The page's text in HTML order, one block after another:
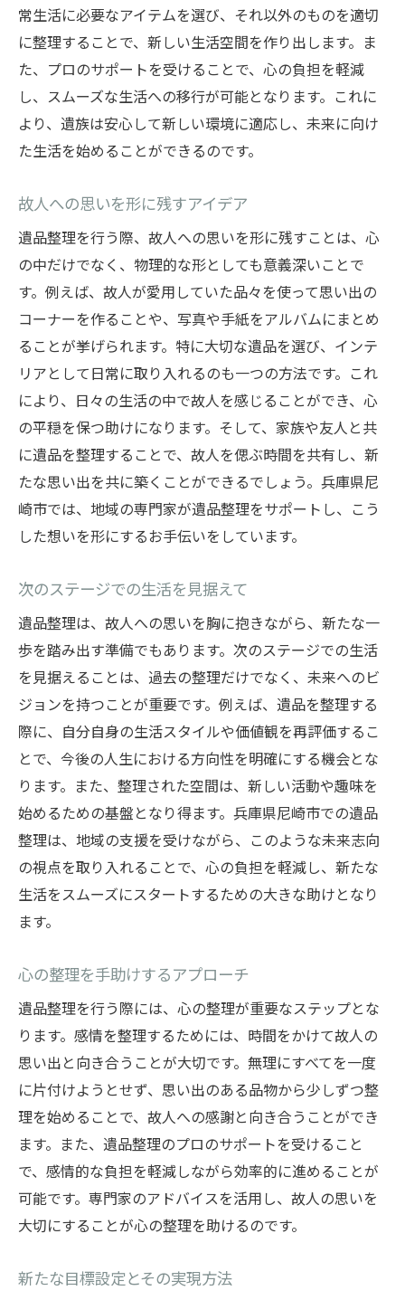
常生活に必要なアイテムを選び、それ以外のものを適切
に整理することで、新しい生活空間を作り出します。ま
た、プロのサポートを受けることで、心の負担を軽減
し、スムーズな生活への移行が可能となります。これに
より、遺族は安心して新しい環境に適応し、未来に向け
た生活を始めることができるのです。
故人への思いを形に残すアイデア
遺品整理を行う際、故人への思いを形に残すことは、心
の中だけでなく、物理的な形としても意義深いことで
す。例えば、故人が愛用していた品々を使って思い出の
コーナーを作ることや、写真や手紙をアルバムにまとめ
ることが挙げられます。特に大切な遺品を選び、インテ
リアとして日常に取り入れるのも一つの方法です。これ
により、日々の生活の中で故人を感じることができ、心
の平穏を保つ助けになります。そして、家族や友人と共
に遺品を整理することで、故人を偲ぶ時間を共有し、新
たな思い出を共に築くことができるでしょう。兵庫県尼
崎市では、地域の専門家が遺品整理をサポートし、こう
した想いを形にするお手伝いをしています。
次のステージでの生活を見据えて
遺品整理は、故人への思いを胸に抱きながら、新たな一
歩を踏み出す準備でもあります。次のステージでの生活
を見据えることは、過去の整理だけでなく、未来へのビ
ジョンを持つことが重要です。例えば、遺品を整理する
際に、自分自身の生活スタイルや価値観を再評価するこ
とで、今後の人生における方向性を明確にする機会とな
ります。また、整理された空間は、新しい活動や趣味を
始めるための基盤となり得ます。兵庫県尼崎市での遺品
整理は、地域の支援を受けながら、このような未来志向
の視点を取り入れることで、心の負担を軽減し、新たな
生活をスムーズにスタートするための大きな助けとなり
ます。
心の整理を手助けするアプローチ
遺品整理を行う際には、心の整理が重要なステップとな
ります。感情を整理するためには、時間をかけて故人の
思い出と向き合うことが大切です。無理にすべてを一度
に片付けようとせず、思い出のある品物から少しずつ整
理を始めることで、故人への感謝と向き合うことができ
ます。また、遺品整理のプロのサポートを受けること
で、感情的な負担を軽減しながら効率的に進めることが
可能です。専門家のアドバイスを活用し、故人の思いを
大切にすることが心の整理を助けるのです。
新たな目標設定とその実現方法